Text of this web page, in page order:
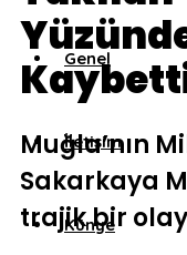
Genel
İletişim
Künye
Muğla’nın
Sakarkaya
trajik bir